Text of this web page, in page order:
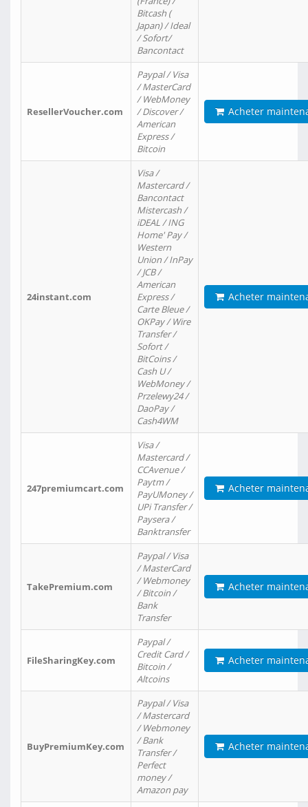
Bitcash (
Japan) / Ideal
/ Sofort/
Bancontact
ResellerVoucher.com
Paypal / Visa
/ MasterCard
/ WebMoney
/ Discover /
American
Express /
Bitcoin
Acheter
24instant.com
Visa /
Mastercard /
Bancontact
Mistercash /
iDEAL / ING
Home' Pay /
Western
Union / InPay
/ JCB /
American
Express /
Carte Bleue /
OKPay / Wire
Transfer /
Sofort /
BitCoins /
Cash U /
WebMoney /
Przelewy24 /
DaoPay /
Cash4WM
Acheter
247premiumcart.com
Visa /
Mastercard /
CCAvenue /
Paytm /
PayUMoney /
UPi Transfer /
Paysera /
Banktransfer
Acheter
TakePremium.com
Paypal / Visa
/ MasterCard
/ Webmoney
/ Bitcoin /
Bank
Transfer
Acheter
FileSharingKey.com
Paypal /
Credit Card /
Bitcoin /
Altcoins
Acheter
BuyPremiumKey.com
Paypal / Visa
/ Mastercard
/ Webmoney
/ Bank
Transfer /
Perfect
money /
Amazon pay
Acheter